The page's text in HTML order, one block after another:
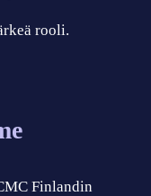
rooli.
Finlandin